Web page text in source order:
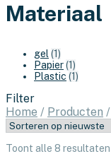
Materiaal
gel (1)
Papier(1)
Plastic (1)
Filter
Home / Producten /
Toont alle 8 resultaten